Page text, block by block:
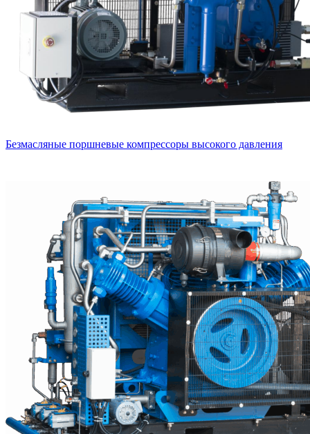
Безмасляные поршневые компрессоры высокого давления